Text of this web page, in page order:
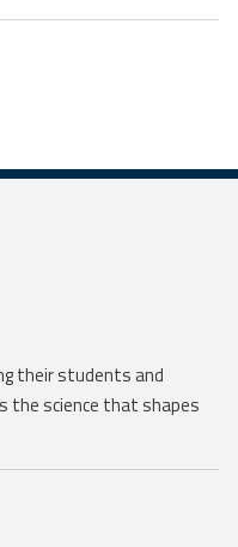
their students and
science that shapes